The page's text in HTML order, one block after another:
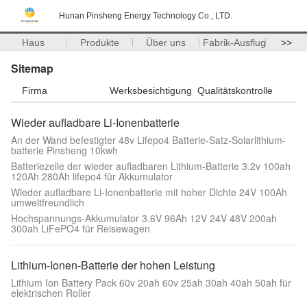
Hunan Pinsheng Energy Technology Co., LTD.
Haus Produkte Über uns Fabrik-Ausflug >>
Sitemap
Firma Werksbesichtigung Qualitätskontrolle
Wieder aufladbare Li-Ionenbatterie
An der Wand befestigter 48v Lifepo4 Batterie-Satz-Solarlithium-
batterie Pinsheng 10kwh
Batteriezelle der wieder aufladbaren Lithium-Batterie 3.2v 100ah
120Ah 280Ah lifepo4 für Akkumulator
Wieder aufladbare Li-Ionenbatterie mit hoher Dichte 24V 100Ah
umweltfreundlich
Hochspannungs-Akkumulator 3.6V 96Ah 12V 24V 48V 200ah
300ah LiFePO4 für Reisewagen
Lithium-Ionen-Batterie der hohen Leistung
Lithium Ion Battery Pack 60v 20ah 60v 25ah 30ah 40ah 50ah für
elektrischen Roller